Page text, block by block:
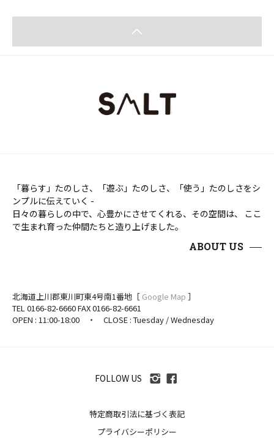
「暮らす」たのしさ、「遊ぶ」たのしさ、「使う」たのしさをシ
ンプルに伝えていく -
日々の暮らしの中で、心豊かにさせてくれる、その空間は、 ここ
で生まれ育った仲間たちと造り上げました。
ABOUT US
北海道上川郡東川町東4号南1番地［ Google Map ］
TEL 0166-82-6660 FAX 0166-82-6661
OPEN : 11:00-18:00 ・ CLOSE : Tuesday / Wednesday
FOLLOW US
特定商取引法に基づく表記
プライバシーポリシー